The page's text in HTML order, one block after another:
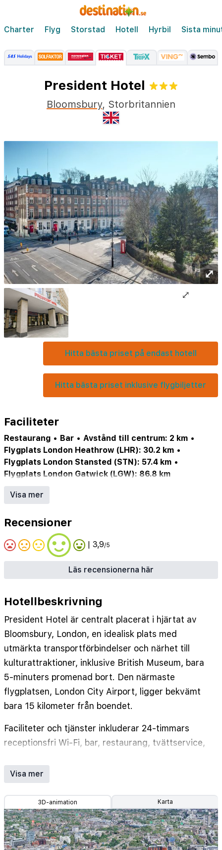
Charter Flyg Storstad Hotell Hyrbil Sista
President Hotel
Bloomsbury, Storbritannien
⤢
Hitta bästa priset på endast hotell
Hitta bästa priset inklusive flygbiljetter
⤢
Faciliteter
Restaurang • Bar • Avstånd till centrum: 2 km •
Flygplats London Heathrow (LHR): 30.2 km •
Flygplats London Stansted (STN): 57.4 km •
Flygplats London Gatwick (LGW): 86.8 km
Internet•
Visa mer
Recensioner
| 3,9/5
Läs recensionerna här
Hotellbeskrivning
President Hotel är centralt placerat i hjärtat av
Bloomsbury, London, en idealisk plats med
utmärkta transportförbindelser och närhet till
kulturattraktioner, inklusive British Museum, bara
5-minuters promenad bort. Den närmaste
flygplatsen, London City Airport, ligger bekvämt
bara 15 kilometer från boendet.
Faciliteter och tjänster inkluderar 24-timmars
receptionsfri Wi-Fi, bar, restaurang, tvättservice,
(extra avgift).
Rummen har gratis Wi-Fi, Tea & Coffee Making
Facility, Electric Kettle, telefon, platt-TV.
COT (extra laddning) **
Observera att namnändring inte är tillåtet.
Visa mer
3D-animation Karta